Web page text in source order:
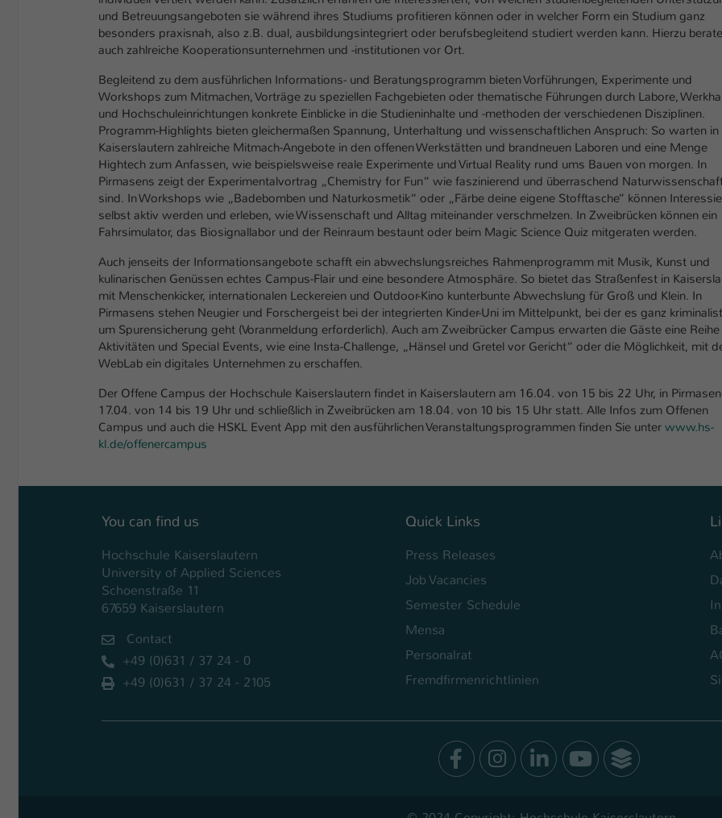
und Betreuungsangeboten sie während ihres Studiums profitieren können oder in welcher Form ein Studium ganz
besonders praxisnah, also z.B. dual, ausbildungsintegriert oder berufsbegleitend studiert werden kann. Hierzu
auch zahlreiche Kooperationsunternehmen und -institutionen vor Ort.
Begleitend zu dem ausführlichen Informations- und Beratungsprogramm bieten Vorführungen, Experimente und
Workshops zum Mitmachen, Vorträge zu speziellen Fachgebieten oder thematische Führungen durch Labore,
und Hochschuleinrichtungen konkrete Einblicke in die Studieninhalte und -methoden der verschiedenen Disziplinen.
Programm-Highlights bieten gleichermaßen Spannung, Unterhaltung und wissenschaftlichen Anspruch: So warten in
Kaiserslautern zahlreiche Mitmach-Angebote in den offenen Werkstätten und brandneuen Laboren und eine Menge
Hightech zum Anfassen, wie beispielsweise reale Experimente und Virtual Reality rund ums Bauen von morgen. In
Pirmasens zeigt der Experimentalvortrag „Chemistry for Fun“ wie faszinierend und überraschend
sind. In Workshops wie „Badebomben und Naturkosmetik“ oder „Färbe deine eigene Stofftasche“ können
selbst aktiv werden und erleben, wie Wissenschaft und Alltag miteinander verschmelzen. In Zweibrücken können ein
Fahrsimulator, das Biosignallabor und der Reinraum bestaunt oder beim Magic Science Quiz mitgeraten werden.
Auch jenseits der Informationsangebote schafft ein abwechslungsreiches Rahmenprogramm mit Musik, Kunst und
kulinarischen Genüssen echtes Campus-Flair und eine besondere Atmosphäre. So bietet das Straßenfest in
mit Menschenkicker, internationalen Leckereien und Outdoor-Kino kunterbunte Abwechslung für Groß und Klein. In
Pirmasens stehen Neugier und Forschergeist bei der integrierten Kinder-Uni im Mittelpunkt, bei der es ganz
um Spurensicherung geht (Voranmeldung erforderlich). Auch am Zweibrücker Campus erwarten die Gäste eine
Aktivitäten und Special Events, wie eine Insta-Challenge, „Hänsel und Gretel vor Gericht“ oder die Möglichkeit, mit
WebLab ein digitales Unternehmen zu erschaffen.
Der Offene Campus der Hochschule Kaiserslautern findet in Kaiserslautern am 16.04. von 15 bis 22 Uhr, in
17.04. von 14 bis 19 Uhr und schließlich in Zweibrücken am 18.04. von 10 bis 15 Uhr statt. Alle Infos zum Offenen
Campus und auch die HSKL Event App mit den ausführlichen Veranstaltungsprogrammen finden Sie unter www.hs-
kl.de/offenercampus
You can find us
Hochschule Kaiserslautern
University of Applied Sciences
Schoenstraße 11
67659 Kaiserslautern
Contact
+49 (0)631 / 37 24 - 0
+49 (0)631 / 37 24 - 2105
Quick Links
Press Releases
Job Vacancies
Semester Schedule
Mensa
Personalrat
Fremdfirmenrichtlinien
Facebook
Instagram
LinkedIn
YoutubeSocialWall
Name be_typo_user
Laufzeit 1 Tag
Zweck
Dieser Cookie teilt der Webseite mit, ob ein
Besucher im Typo3-Backend angemeldet ist und
Rechte besitzt diese zu verwalten.